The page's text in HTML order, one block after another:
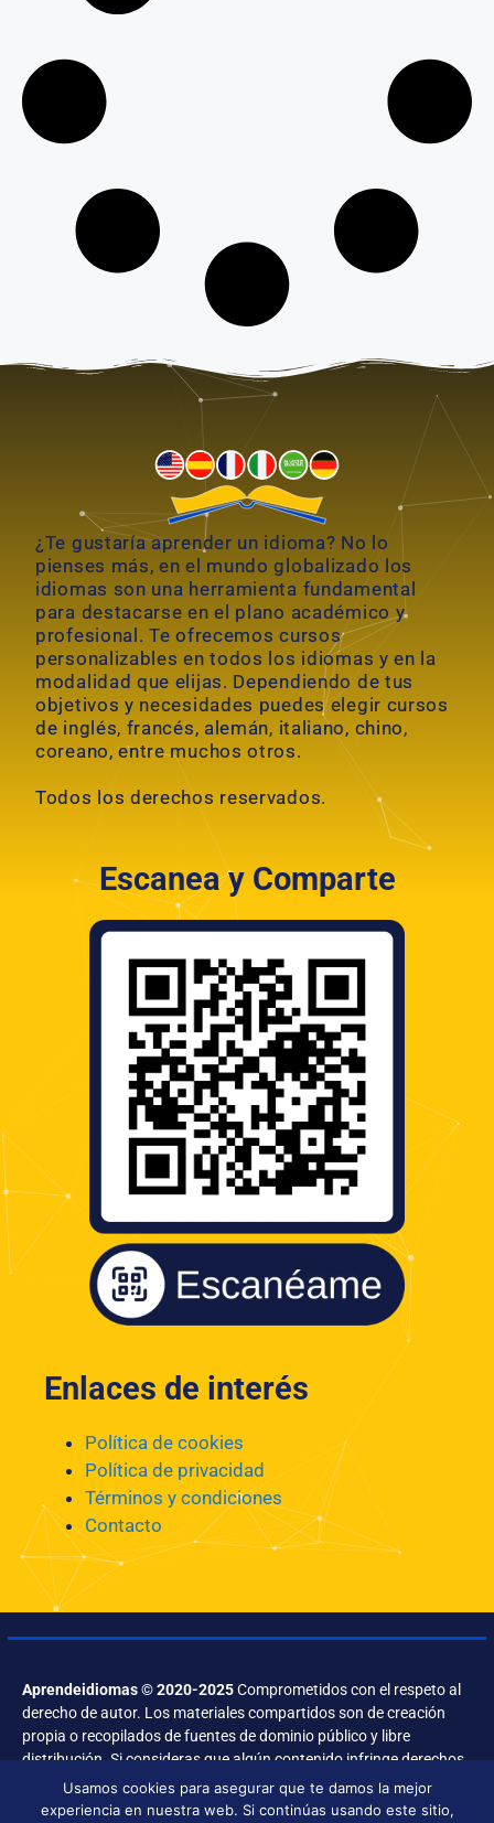
¿Te gustaría aprender un idioma? No lo
pienses más, en el mundo globalizado los
idiomas son una herramienta fundamental
para destacarse en el plano académico y
profesional. Te ofrecemos cursos
personalizables en todos los idiomas y en la
modalidad que elijas. Dependiendo de tus
objetivos y necesidades puedes elegir cursos
de inglés, francés, alemán, italiano, chino,
coreano, entre muchos otros.
Todos los derechos reservados.
Escanea y Comparte
Enlaces de interés
Política de cookies
Política de privacidad
Términos y condiciones
Contacto
Aprendeidiomas © 2020-2025Comprometidos con el respeto al
derecho de autor. Los materiales compartidos son de creación
propia o recopilados de fuentes de dominio público y libre
distribución. Si consideras que algún contenido infringe derechos,
contáctanos.
Usamos cookies para asegurar que te damos la mejor
experiencia en nuestra web. Si continúas usando este sitio,